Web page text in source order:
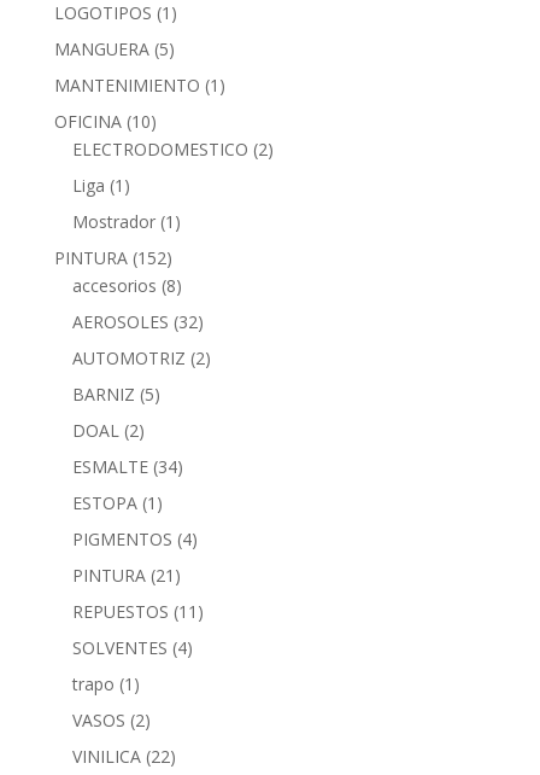
LOGOTIPOS (1)
MANGUERA (5)
MANTENIMIENTO (1)
OFICINA (10)
ELECTRODOMESTICO (2)
Liga (1)
Mostrador (1)
PINTURA (152)
accesorios (8)
AEROSOLES (32)
AUTOMOTRIZ (2)
BARNIZ (5)
DOAL (2)
ESMALTE (34)
ESTOPA (1)
PIGMENTOS (4)
PINTURA (21)
REPUESTOS (11)
SOLVENTES (4)
trapo (1)
VASOS (2)
VINILICA (22)